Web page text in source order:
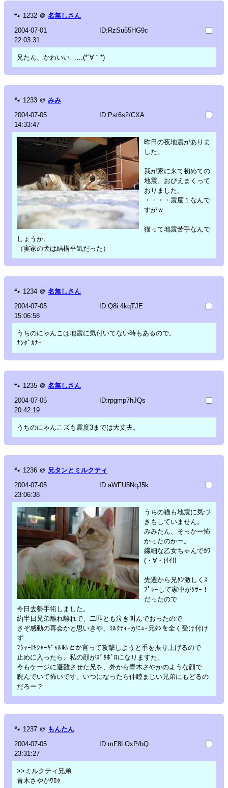
🐾 1232 ＠ 名無しさん
2004-07-01
22:03:31
ID:RzSu55HG9c
兄たん、かわいい……(*´∀｀*)
🐾 1233 ＠ みみ
2004-07-05
14:33:47
ID:Pst6s2/CXA
昨日の夜地震がありま
した。
我が家に来て初めての
地震、おびえまくって
おりました。
・・・・震度１なんで
すがｗ
猫って地震苦手なんで
しょうか。
（実家の犬は結構平気だった）
🐾 1234 ＠ 名無しさん
2004-07-05
15:06:58
ID:Q8i.4kqTJE
うちのにゃんこは地震に気付いてない時もあるので。
ﾅﾝﾀﾞｶﾅｰ
🐾 1235 ＠ 名無しさん
2004-07-05
20:42:19
ID:rpgmp7hJQs
うちのにゃんこズも震度3までは大丈夫。
🐾 1236 ＠ 兄タンとミルクティ
2004-07-05
23:06:38
ID:aWFU5NqJ5k
うちの猫も地震に気づ
きもしていません。
みみたん、そっかー怖
かったのかー。
繊細な乙女ちゃんでｶﾜ
(・∀・)ｲｲ!!
先週から兄ﾀﾝ激しくｽ
ﾌﾟﾚｰして家中がｸｻｰ！
だったので
今日去勢手術しました。
約半日兄弟離れ離れで、二匹とも泣き叫んでおったので
さぞ感動の再会かと思いきや、ﾐﾙｸﾃｨｰがﾆｭｰ兄ﾀﾝを全く受け付け
ず
ﾌｼｬｰ!ｷｼｬｰｷﾞｬﾙﾙﾙとか言って攻撃しようと手を振り上げるので
止めに入ったら、私の顔がｽﾞﾀﾎﾞﾛになりますた。
今もケージに避難させた兄を、外から青木さやかのような顔で
睨んでいて怖いです。いつになったら仲睦まじい兄弟にもどるの
だろー？
🐾 1237 ＠ もんたん
2004-07-05
23:31:27
ID:mF8LOxP/bQ
>>ミルクティ兄弟
青木さやかﾜﾛﾀ